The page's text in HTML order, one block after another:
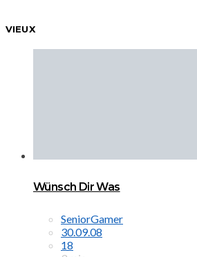
VIEUX
Wünsch Dir Was
SeniorGamer
30.09.08
18